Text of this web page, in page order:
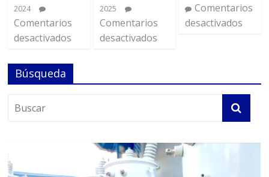
2024
Comentarios
desactivados
2025
Comentarios
desactivados
Comentarios
desactivados
Búsqueda